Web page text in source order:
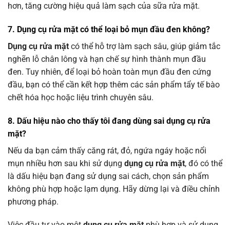
hơn, tăng cường hiệu quả làm sạch của sữa rửa mặt.
7. Dụng cụ rửa mặt có thể loại bỏ mụn đầu đen không?
Dụng cụ rửa mặt có thể hỗ trợ làm sạch sâu, giúp giảm tắc
nghẽn lỗ chân lông và hạn chế sự hình thành mụn đầu
đen. Tuy nhiên, để loại bỏ hoàn toàn mụn đầu đen cứng
đầu, bạn có thể cần kết hợp thêm các sản phẩm tẩy tế bào
chết hóa học hoặc liệu trình chuyên sâu.
8. Dấu hiệu nào cho thấy tôi đang dùng sai dụng cụ rửa
mặt?
Nếu da bạn cảm thấy căng rát, đỏ, ngứa ngáy hoặc nổi
mụn nhiều hơn sau khi sử dụng dụng cụ rửa mặt, đó có thể
là dấu hiệu bạn đang sử dụng sai cách, chọn sản phẩm
không phù hợp hoặc lạm dụng. Hãy dừng lại và điều chỉnh
phương pháp.